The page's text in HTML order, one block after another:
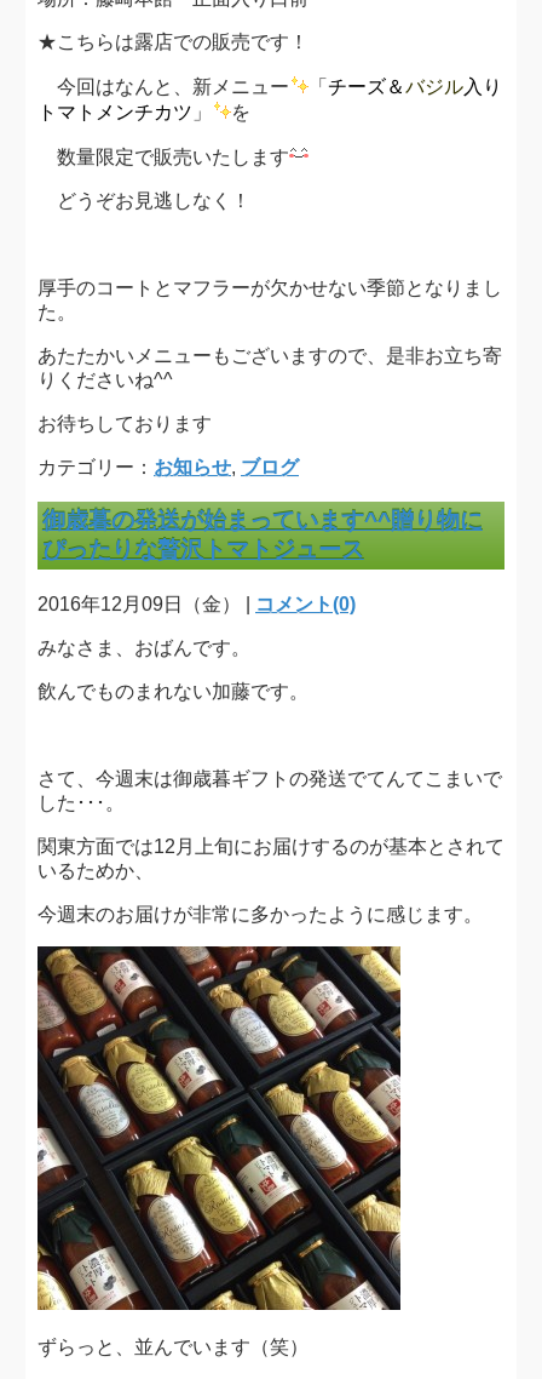
★こちらは露店での販売です！
今回はなんと、新メニュー 「 チーズ＆バジル入り
トマトメンチカツ 」 を
数量限定で販売いたします
どうぞお見逃しなく！
厚手のコートとマフラーが欠かせない季節となりまし
た。
あたたかいメニューもございますので、是非お立ち寄
りくださいね^^
お待ちしております
カテゴリー： お知らせ, ブログ
御歳暮の発送が始まっています^^贈り物に
ぴったりな贅沢トマトジュース
2016年12月09日（金） | コメント(0)
みなさま、おばんです。
飲んでものまれない加藤です。
さて、今週末は御歳暮ギフトの発送でてんてこまいで
した･･･。
関東方面では12月上旬にお届けするのが基本とされて
いるためか、
今週末のお届けが非常に多かったように感じます。
ずらっと、並んでいます（笑）